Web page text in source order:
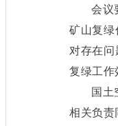
会议
矿山复
对存在
复绿工
国土
相关负责